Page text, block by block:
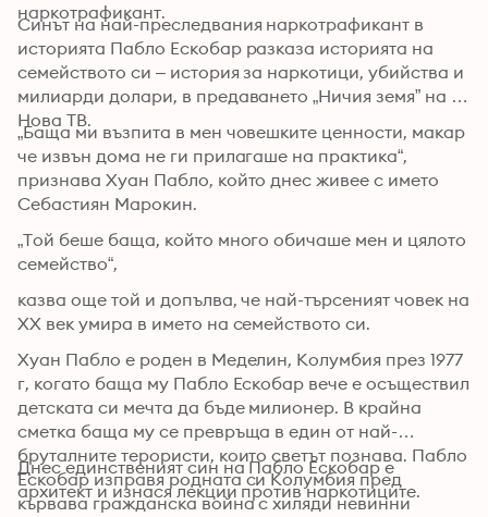
наркотрафикант.
Синът на най-преследвания наркотрафикант в
историята Пабло Ескобар разказа историята на
семейството си – история за наркотици, убийства и
милиарди долари, в предаването „Ничия земя” на
Нова ТВ.
„Баща ми възпита в мен човешките ценности, макар
че извън дома не ги прилагаше на практика“,
признава Хуан Пабло, който днес живее с името
Себастиян Марокин.
„Той беше баща, който много обичаше мен и цялото
семейство“,
казва още той и допълва, че най-търсеният човек на
ХХ век умира в името на семейството си.
Хуан Пабло е роден в Меделин, Колумбия през 1977
г, когато баща му Пабло Ескобар вече е осъществил
детската си мечта да бъде милионер. В крайна
сметка баща му се превръща в един от най-
бруталните терористи, които светът познава. Пабло
Ескобар изправя родната си Колумбия пред
кървава гражданска война с хиляди невинни
Днес единственият син на Пабло Ескобар е
архитект и изнася лекции против наркотиците.